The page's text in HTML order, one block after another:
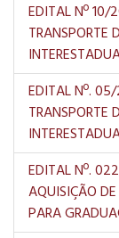
EDITAL Nº 10/
TRANSPORTE
EDITAL Nº.
TRANSPORTE
EDITAL Nº.
AQUISIÇÃO
PARA